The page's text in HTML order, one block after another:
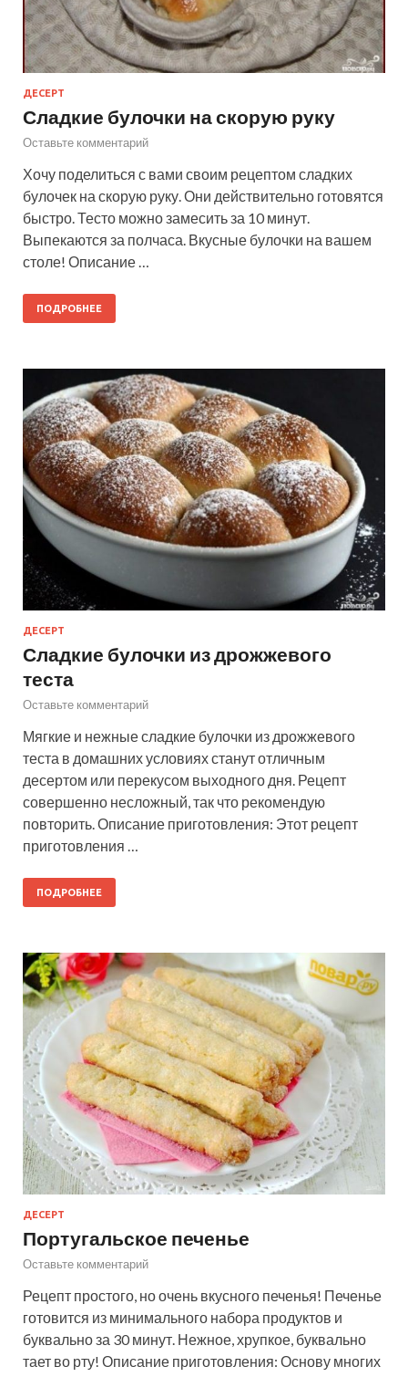
ДЕСЕРТ
Сладкие булочки на скорую руку
Оставьте комментарий
Хочу поделиться с вами своим рецептом сладких
булочек на скорую руку. Они действительно готовятся
быстро. Тесто можно замесить за 10 минут.
Выпекаются за полчаса. Вкусные булочки на вашем
столе! Описание …
ПОДРОБНЕЕ
ДЕСЕРТ
Сладкие булочки из дрожжевого
теста
Оставьте комментарий
Мягкие и нежные сладкие булочки из дрожжевого
теста в домашних условиях станут отличным
десертом или перекусом выходного дня. Рецепт
совершенно несложный, так что рекомендую
повторить. Описание приготовления: Этот рецепт
приготовления …
ПОДРОБНЕЕ
ДЕСЕРТ
Португальское печенье
Оставьте комментарий
Рецепт простого, но очень вкусного печенья! Печенье
готовится из минимального набора продуктов и
буквально за 30 минут. Нежное, хрупкое, буквально
тает во рту! Описание приготовления: Основу многих